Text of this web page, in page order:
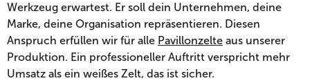
Werkzeug erwartest. Er soll dein Unternehmen, deine
Marke, deine Organisation repräsentieren. Diesen
Anspruch erfüllen wir für alle Pavillonzelte aus unserer
Produktion. Ein professioneller Auftritt verspricht mehr
Umsatz als ein weißes Zelt, das ist sicher.